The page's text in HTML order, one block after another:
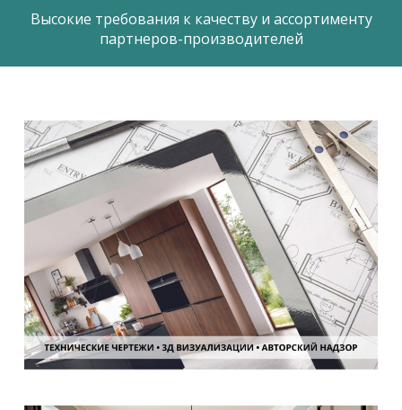
Высокие требования к качеству и ассортименту
партнеров-производителей